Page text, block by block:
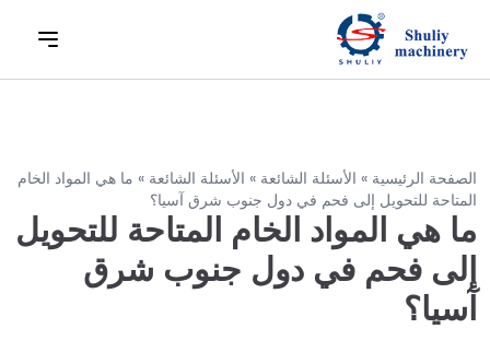
الصفحة الرئيسية » الأسئلة الشائعة » الأسئلة الشائعة » ما هي المواد الخام
المتاحة للتحويل إلى فحم في دول جنوب شرق آسيا؟
ما هي المواد الخام المتاحة للتحويل
إلى فحم في دول جنوب شرق
آسيا؟